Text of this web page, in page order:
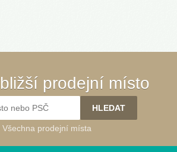
prodejní místo
Všechna prodejní místa